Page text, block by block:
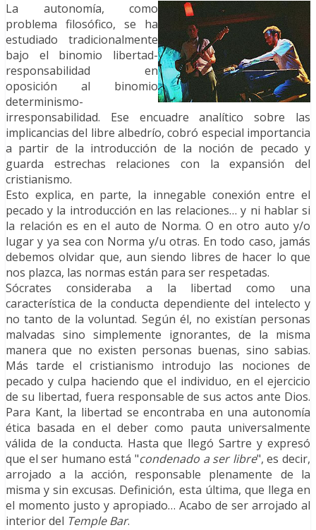
La autonomía, como
problema filosófico, se ha
estudiado tradicionalmente
bajo el binomio libertad-
responsabilidad en
oposición al binomio
determinismo-
irresponsabilidad. Ese encuadre analítico sobre las
implicancias del libre albedrío, cobró especial importancia
a partir de la introducción de la noción de pecado y
guarda estrechas relaciones con la expansión del
cristianismo.
Esto explica, en parte, la innegable conexión entre el
pecado y la introducción en las relaciones… y ni hablar si
la relación es en el auto de Norma. O en otro auto y/o
lugar y ya sea con Norma y/u otras. En todo caso, jamás
debemos olvidar que, aun siendo libres de hacer lo que
nos plazca, las normas están para ser respetadas.
Sócrates consideraba a la libertad como una
característica de la conducta dependiente del intelecto y
no tanto de la voluntad. Según él, no existían personas
malvadas sino simplemente ignorantes, de la misma
manera que no existen personas buenas, sino sabias.
Más tarde el cristianismo introdujo las nociones de
pecado y culpa haciendo que el individuo, en el ejercicio
de su libertad, fuera responsable de sus actos ante Dios.
Para Kant, la libertad se encontraba en una autonomía
ética basada en el deber como pauta universalmente
válida de la conducta. Hasta que llegó Sartre y expresó
que el ser humano está "condenado a ser libre", es decir,
arrojado a la acción, responsable plenamente de la
misma y sin excusas. Definición, esta última, que llega en
el momento justo y apropiado… Acabo de ser arrojado al
interior del Temple Bar.